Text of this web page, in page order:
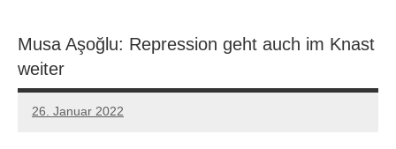
Musa Aşoğlu: Repression geht auch im Knast
weiter
26. Januar 2022
network